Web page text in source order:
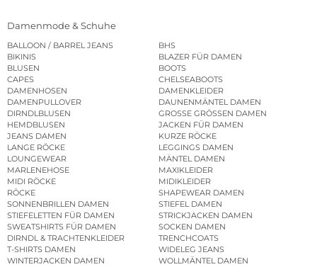
Damenmode & Schuhe
BALLOON / BARREL JEANS
BHS
BIKINIS
BLAZER FÜR DAMEN
BLUSEN
BOOTS
CAPES
CHELSEABOOTS
DAMENHOSEN
DAMENKLEIDER
DAMENPULLOVER
DAUNENMÄNTEL DAMEN
DIRNDLBLUSEN
GROSSE GRÖSSEN DAMEN
HEMDBLUSEN
JACKEN FÜR DAMEN
JEANS DAMEN
KURZE RÖCKE
LANGE RÖCKE
LEGGINGS DAMEN
LOUNGEWEAR
MÄNTEL DAMEN
MARLENEHOSE
MAXIKLEIDER
MIDI RÖCKE
MIDIKLEIDER
RÖCKE
SHAPEWEAR DAMEN
SONNENBRILLEN DAMEN
STIEFEL DAMEN
STIEFELETTEN FÜR DAMEN
STRICKJACKEN DAMEN
SWEATSHIRTS FÜR DAMEN
SOCKEN DAMEN
DIRNDL & TRACHTENKLEIDER
TRENCHCOATS
T-SHIRTS DAMEN
WIDELEG JEANS
WINTERJACKEN DAMEN
WOLLMÄNTEL DAMEN